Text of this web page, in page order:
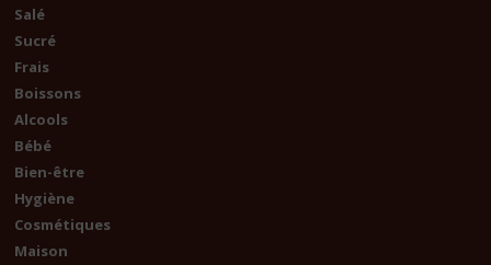
Salé
Sucré
Frais
Boissons
Alcools
Bébé
Bien-être
Hygiène
Cosmétiques
Maison